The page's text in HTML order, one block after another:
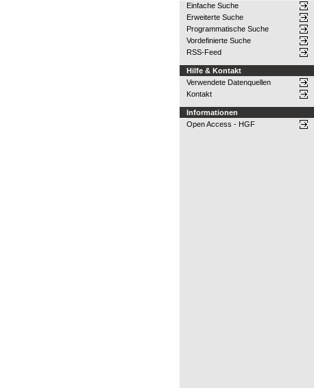
Einfache Suche
Erweiterte Suche
Programmatische Suche
Vordefinierte Suche
RSS-Feed
Hilfe & Kontakt
Verwendete Datenquellen
Kontakt
Informationen
Open Access - HGF